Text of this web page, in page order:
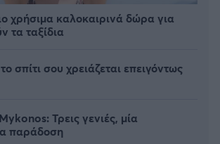
χρήσιμα καλοκαιρινά δώρα για
τα ταξίδια
σπίτι σου χρειάζεται επειγόντως
Τρεις γενιές, μία
παράδοση